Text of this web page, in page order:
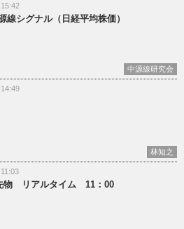
中源線研究会
線シグナル（日経平均株価）
林知之
物 リアルタイム 11：00